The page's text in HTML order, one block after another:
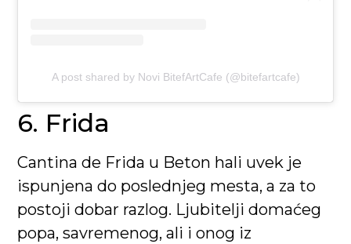
A post shared by Novi BitefArtCafe (@bitefartcafe)
6. Frida
Cantina de Frida u Beton hali uvek je
ispunjena do poslednjeg mesta, a za to
postoji dobar razlog. Ljubitelji domaćeg
popa, savremenog, ali i onog iz